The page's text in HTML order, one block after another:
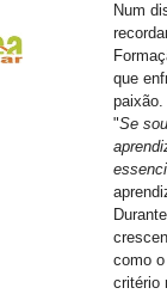
Num
que
paixão.
"Se
como
critério